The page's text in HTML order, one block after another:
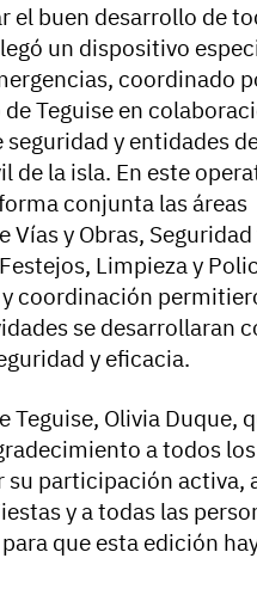
el buen desarrollo de
un dispositivo
coordinado
Teguise en
seguridad y entidades
de la isla. En este
conjunta las áreas
Vías y Obras, Seguridad
Limpieza y
coordinación
se desarrollaran
y eficacia.
Teguise, Olivia Duque,
a todos
su participación activa,
y a todas las
que esta edición